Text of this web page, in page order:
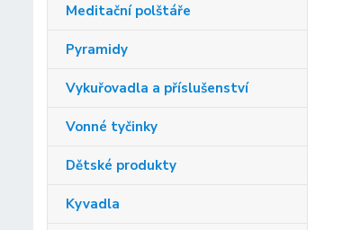
Meditační polštáře
Pyramidy
Vykuřovadla a příslušenství
Vonné tyčinky
Dětské produkty
Kyvadla